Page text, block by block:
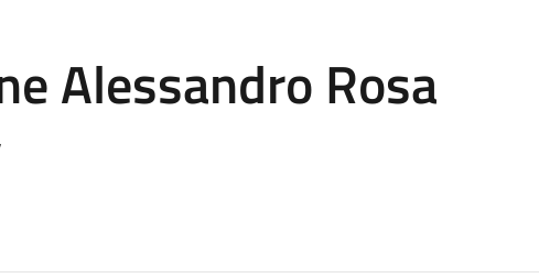
Alessandro Rosa